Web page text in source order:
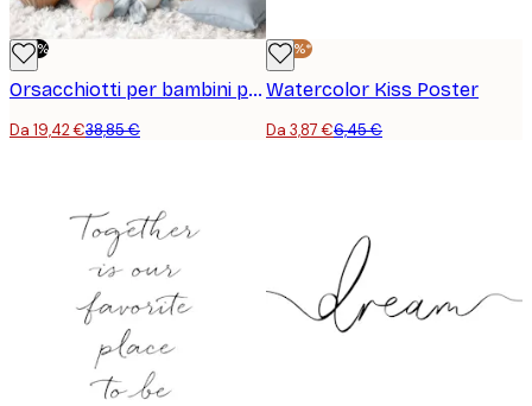
-50%
Orsacchiotti per bambini pacchetto di poster
Da 19,42 €38,85 €
-40%*
Watercolor Kiss Poster
Da 3,87 €6,45 €